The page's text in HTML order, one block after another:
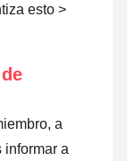
esto >
a
informar a